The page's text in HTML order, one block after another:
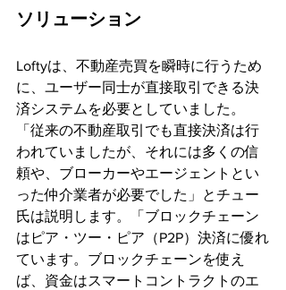
ソリューション
Loftyは、不動産売買を瞬時に行うため
に、ユーザー同士が直接取引できる決
済システムを必要としていました。
「従来の不動産取引でも直接決済は行
われていましたが、それには多くの信
頼や、ブローカーやエージェントとい
った仲介業者が必要でした」とチュー
氏は説明します。「ブロックチェーン
はピア・ツー・ピア（P2P）決済に優れ
ています。ブロックチェーンを使え
ば、資金はスマートコントラクトのエ